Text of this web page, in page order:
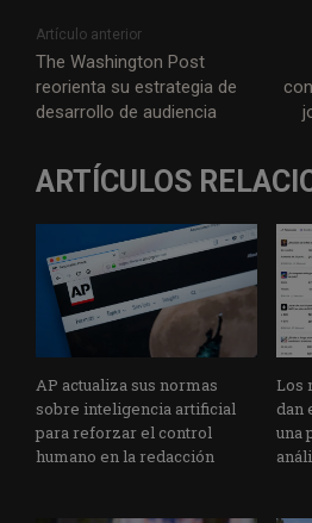
Artículo anterior
The Washington Post
reorienta su estrategia de
desarrollo de audiencia
ARTÍCULOS
AP actualiza sus normas
sobre inteligencia artificial
para reforzar el control
humano en la redacción
Los
dan
una